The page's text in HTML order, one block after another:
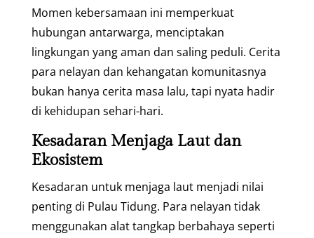
Momen kebersamaan ini memperkuat
hubungan antarwarga, menciptakan
lingkungan yang aman dan saling peduli. Cerita
para nelayan dan kehangatan komunitasnya
bukan hanya cerita masa lalu, tapi nyata hadir
di kehidupan sehari-hari.
Kesadaran Menjaga Laut dan
Ekosistem
Kesadaran untuk menjaga laut menjadi nilai
penting di Pulau Tidung. Para nelayan tidak
menggunakan alat tangkap berbahaya seperti